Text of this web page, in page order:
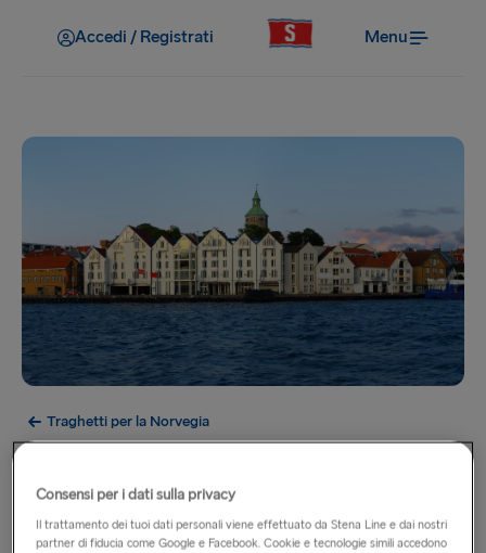
Accedi / Registrati Menu
Traghetti per la Norvegia
Dove il vecchio incontra il nuovo
Consensi per i dati sulla privacy
Il trattamento dei tuoi dati personali viene effettuato da Stena Line e dai nostri
partner di fiducia come Google e Facebook. Cookie e tecnologie simili accedono